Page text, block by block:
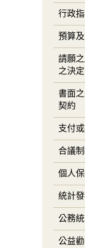
行政
預算
請願
之決定
書面
契約
支付
合議
個人
統計
公務
公益